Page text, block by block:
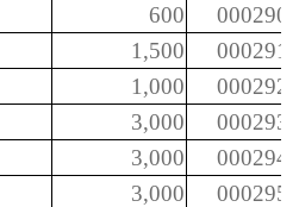
600
000290
1,500
000291
1,000
000292
3,000
000293
3,000
000294
3,000
000295